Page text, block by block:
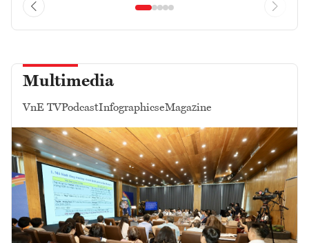
Multimedia
VnE TVPodcastInfographicseMagazine